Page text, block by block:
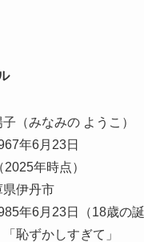
（みなみの ようこ）
年6月23日
年時点）
県伊丹市
年6月23日（18歳の誕
恥ずかしすぎて」